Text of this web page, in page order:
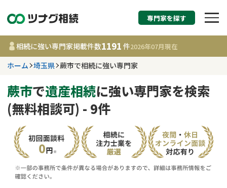
相続税申告・相続手
す
埼玉県
相談内容で探す
専門家を探す
相続に強い専門家掲載件数1191 件2026年07月現在
ホーム 埼玉県 蕨市で相続に強い専門家
蕨市で遺産相続に強い専門家を検索
(無料相談可) - 9件